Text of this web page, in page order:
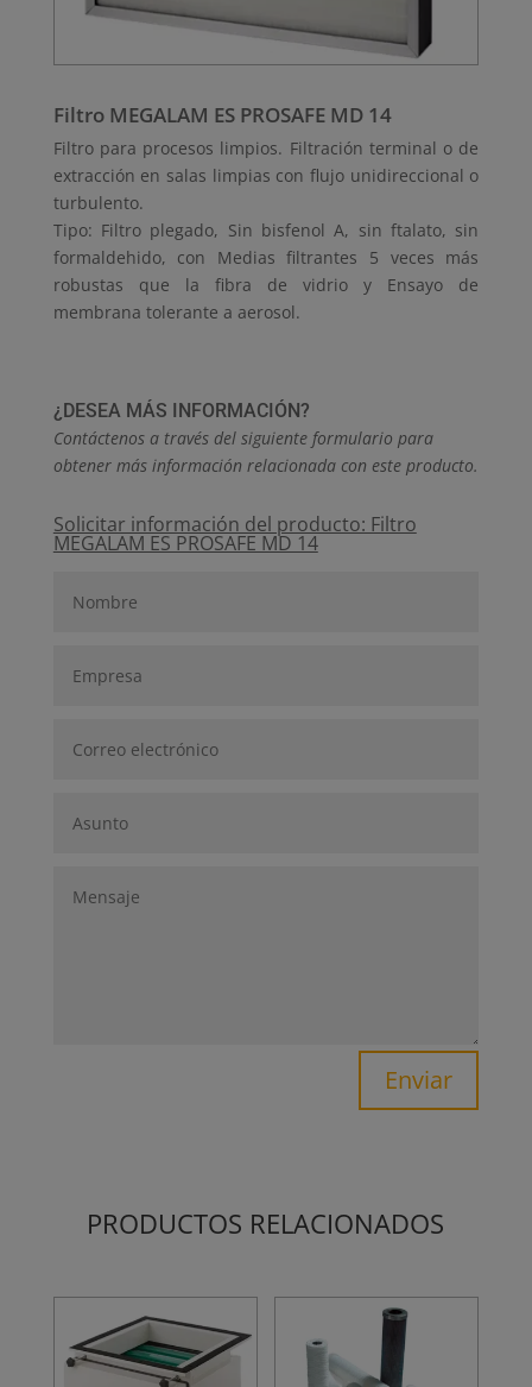
Filtro MEGALAM ES PROSAFE MD 14
Filtro para procesos limpios. Filtración terminal o de
extracción en salas limpias con flujo unidireccional o
turbulento.
Tipo: Filtro plegado, Sin bisfenol A, sin ftalato, sin
formaldehido, con Medias filtrantes 5 veces más
robustas que la fibra de vidrio y Ensayo de
membrana tolerante a aerosol.
¿DESEA MÁS INFORMACIÓN?
Contáctenos a través del siguiente formulario para
obtener más información relacionada con este producto.
Solicitar información del producto: Filtro
MEGALAM ES PROSAFE MD 14
Enviar
PRODUCTOS RELACIONADOS